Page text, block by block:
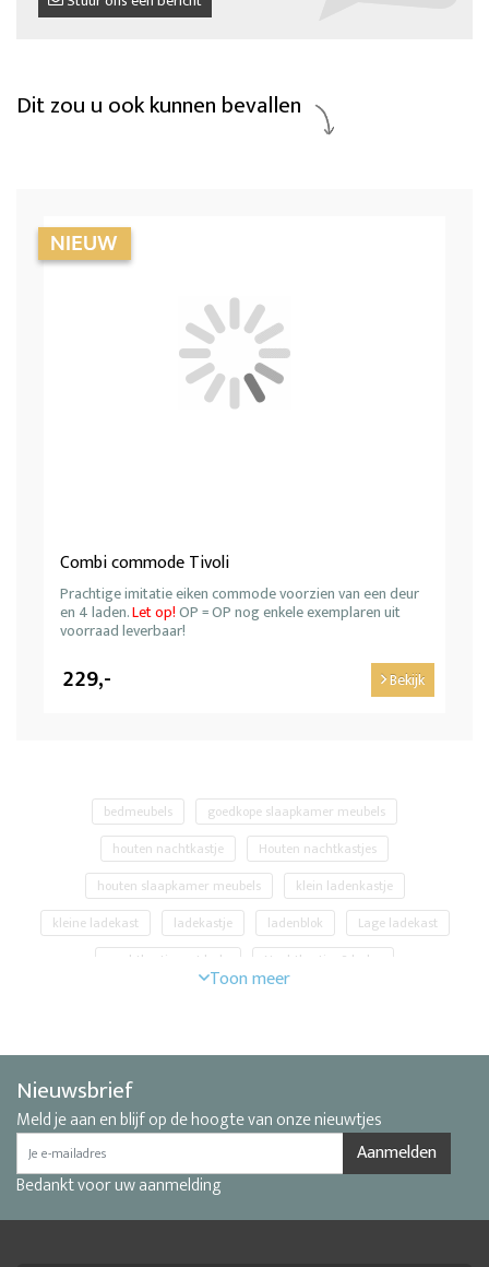
Dit zou u ook kunnen bevallen
Combi commode Tivoli
Prachtige imitatie eiken commode voorzien van een deur
en 4 laden.Let op!OP = OP nog enkele exemplaren uit
voorraad leverbaar!
229,- Bekijk
bedmeubels
goedkope slaapkamer meubels
houten nachtkastje
Houten nachtkastjes
houten slaapkamer meubels
klein ladenkastje
kleine ladekast
ladekastje ladenblok
Lage ladekast
nachtkastje met lade
Nachtkastjes 2 lades
Nieuwsbrief
Meld je aan en blijf op de hoogte van onze nieuwtjes
Aanmelden
Bedankt voor uw aanmelding